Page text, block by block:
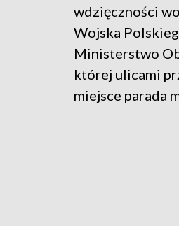
wdzięczności
Wojska
Ministerstwo
której ulicami
miejsce parada